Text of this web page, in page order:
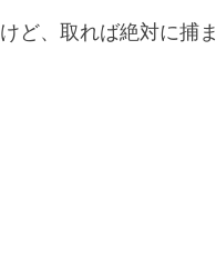
けど、取れば絶対に捕